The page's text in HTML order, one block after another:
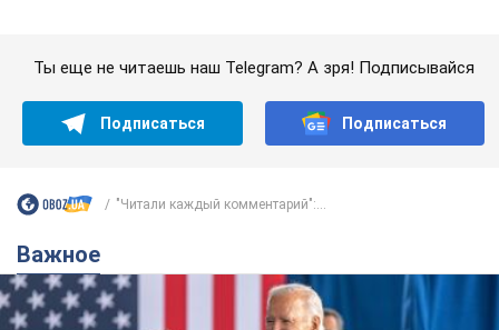
Супруга тяжелобольного Джо Байдена